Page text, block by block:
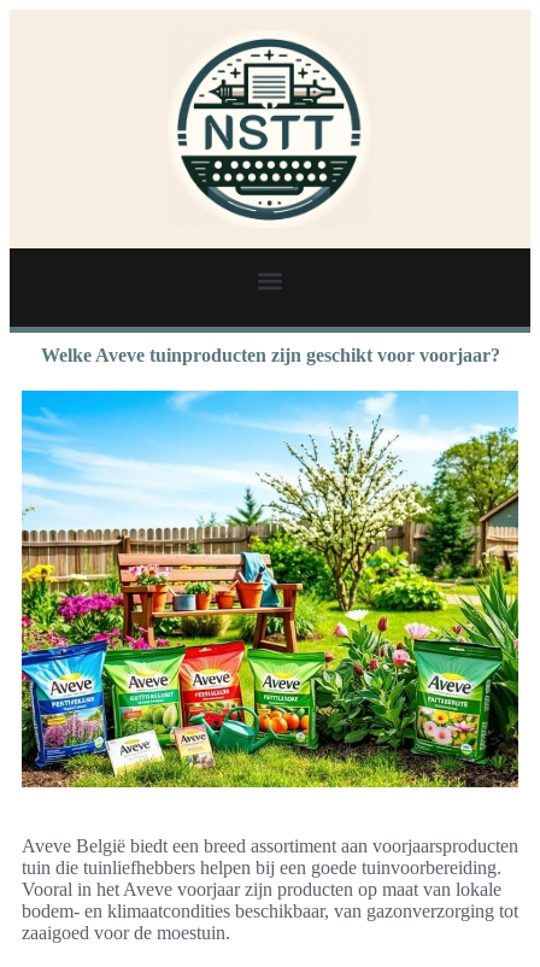
Welke Aveve tuinproducten zijn geschikt voor voorjaar?
Aveve België biedt een breed assortiment aan voorjaarsproducten
tuin die tuinliefhebbers helpen bij een goede tuinvoorbereiding.
Vooral in het Aveve voorjaar zijn producten op maat van lokale
bodem- en klimaatcondities beschikbaar, van gazonverzorging tot
zaaigoed voor de moestuin.